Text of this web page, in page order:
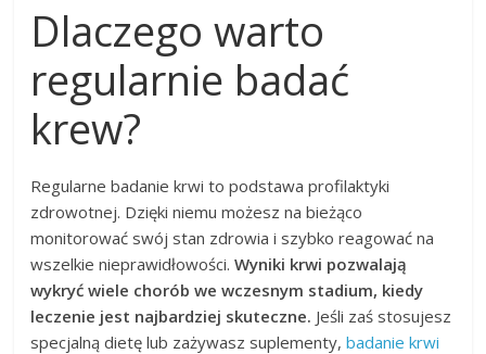
Dlaczego warto
regularnie badać
krew?
Regularne badanie krwi to podstawa profilaktyki
zdrowotnej. Dzięki niemu możesz na bieżąco
monitorować swój stan zdrowia i szybko reagować na
wszelkie nieprawidłowości.Wyniki krwi pozwalają
wykryć wiele chorób we wczesnym stadium, kiedy
leczenie jest najbardziej skuteczne. Jeśli zaś stosujesz
specjalną dietę lub zażywasz suplementy,badanie krwi